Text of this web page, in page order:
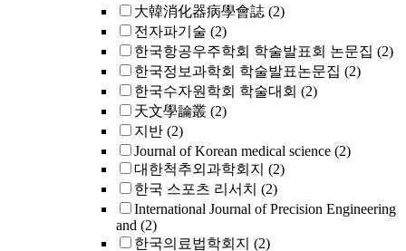
大韓消化器病學會誌 (2)
전자파기술 (2)
한국항공우주학회 학술발표회 논문집 (2)
한국정보과학회 학술발표논문집 (2)
한국수자원학회 학술대회 (2)
天文學論叢 (2)
지반 (2)
Journal of Korean medical science (2)
대한척추외과학회지 (2)
한국 스포츠 리서치 (2)
International Journal of Precision Engineering
and (2)
한국의료법학회지 (2)